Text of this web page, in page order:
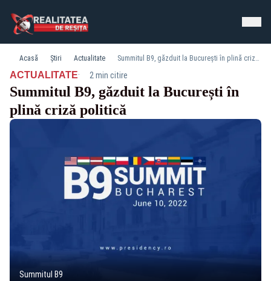
Acasă Știri Actualitate Summitul B9, găzduit la București în plină criză politică
ACTUALITATE· 2 min citire
Summitul B9, găzduit la București în
plină criză politică
Summitul B9